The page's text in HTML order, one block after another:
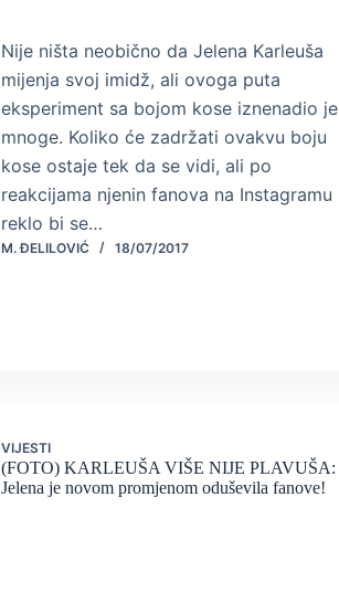
Nije ništa neobično da Jelena Karleuša
mijenja svoj imidž, ali ovoga puta
eksperiment sa bojom kose iznenadio je
mnoge. Koliko će zadržati ovakvu boju
kose ostaje tek da se vidi, ali po
reakcijama njenin fanova na Instagramu
reklo bi se…
M. ĐELILOVIĆ 18/07/2017
VIJESTI
(FOTO) KARLEUŠA VIŠE NIJE PLAVUŠA:
Jelena je novom promjenom oduševila fanove!